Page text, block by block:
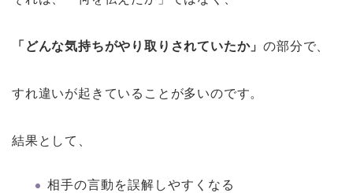
「どんな気持ちがやり取りされていたか」の部分で、
すれ違いが起きていることが多いのです。
結果として、
相手の言動を誤解しやすくなる